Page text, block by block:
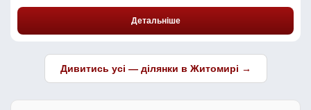
Детальніше
Дивитись усі — ділянки в Житомирі →